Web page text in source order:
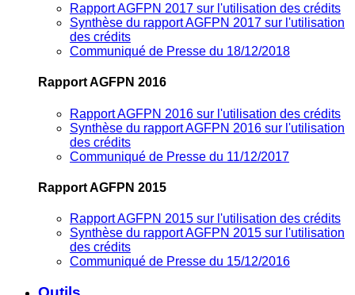
Rapport AGFPN 2017 sur l'utilisation des crédits
Synthèse du rapport AGFPN 2017 sur l'utilisation
des crédits
Communiqué de Presse du 18/12/2018
Rapport AGFPN 2016
Rapport AGFPN 2016 sur l'utilisation des crédits
Synthèse du rapport AGFPN 2016 sur l'utilisation
des crédits
Communiqué de Presse du 11/12/2017
Rapport AGFPN 2015
Rapport AGFPN 2015 sur l'utilisation des crédits
Synthèse du rapport AGFPN 2015 sur l'utilisation
des crédits
Communiqué de Presse du 15/12/2016